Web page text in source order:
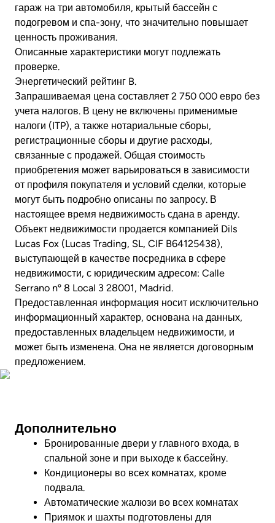
гараж на три автомобиля, крытый бассейн с
подогревом и спа-зону, что значительно повышает
ценность проживания.
Описанные характеристики могут подлежать
проверке.
Энергетический рейтинг B.
Запрашиваемая цена составляет 2 750 000 евро без
учета налогов. В цену не включены применимые
налоги (ITP), а также нотариальные сборы,
регистрационные сборы и другие расходы,
связанные с продажей. Общая стоимость
приобретения может варьироваться в зависимости
от профиля покупателя и условий сделки, которые
могут быть подробно описаны по запросу. В
настоящее время недвижимость сдана в аренду.
Объект недвижимости продается компанией Dils
Lucas Fox (Lucas Trading, SL, CIF B64125438),
выступающей в качестве посредника в сфере
недвижимости, с юридическим адресом: Calle
Serrano nº 8 Local 3 28001, Madrid.
Предоставленная информация носит исключительно
информационный характер, основана на данных,
предоставленных владельцем недвижимости, и
может быть изменена. Она не является договорным
предложением.
Дополнительно
Бронированные двери у главного входа, в
спальной зоне и при выходе к бассейну.
Кондиционеры во всех комнатах, кроме
подвала.
Автоматические жалюзи во всех комнатах
Приямок и шахты подготовлены для